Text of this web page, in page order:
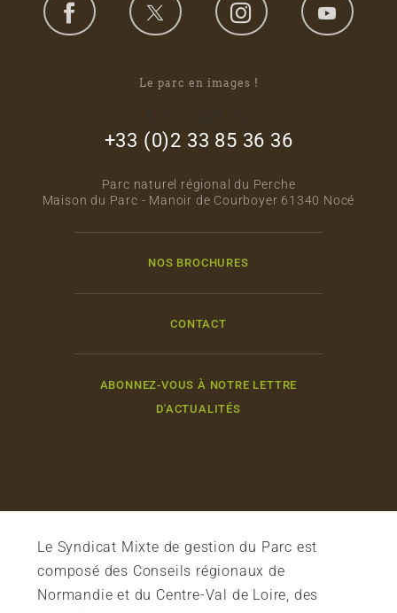
Le parc en images !
+33 (0)2 33 85 36 36
Parc naturel régional du Perche
Maison du Parc - Manoir de Courboyer 61340 Nocé
NOS BROCHURES
CONTACT
ABONNEZ-VOUS À NOTRE LETTRE
D'ACTUALITÉS
Le Syndicat Mixte de gestion du Parc est
composé des Conseils régionaux de
Normandie et du Centre-Val de Loire, des